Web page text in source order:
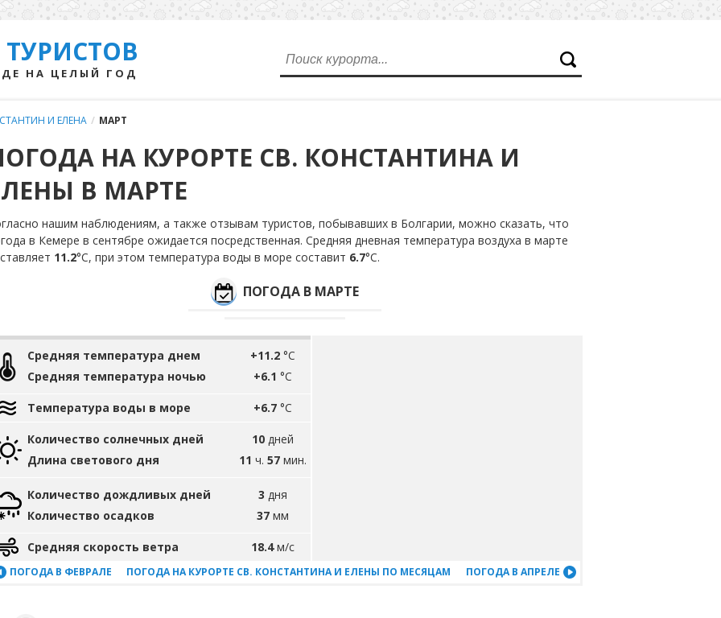
НА ЦЕЛЫЙ ГОД
И ЕЛЕНА / МАРТ
НА КУРОРТЕ СВ. КОНСТАНТИНА И
В МАРТЕ
нашим наблюдениям, а также отзывам туристов, побывавших в Болгарии, можно сказать, что
в Кемере в сентябре ожидается посредственная. Средняя дневная температура воздуха в марте
11.2°С, при этом температура воды в море составит 6.7°С.
ПОГОДА В МАРТЕ
Средняя температура днем
Средняя температура ночью
+11.2 °C
+6.1 °C
Температура воды в море +6.7 °C
Количество солнечных дней
Длина светового дня
10 дней
11 ч. 57 мин.
Количество дождливых дней
Количество осадков
3 дня
37 мм
Средняя скорость ветра 18.4м/с
ПОГОДА В ФЕВРАЛЕ ПОГОДА НА КУРОРТЕ СВ. КОНСТАНТИНА И ЕЛЕНЫ ПО МЕСЯЦАМ ПОГОДА В АПРЕЛЕ